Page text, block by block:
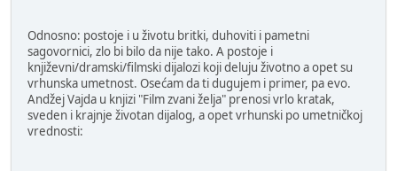
Odnosno: postoje i u životu britki, duhoviti i pametni
sagovornici, zlo bi bilo da nije tako. A postoje i
književni/dramski/filmski dijalozi koji deluju životno a opet su
vrhunska umetnost. Osećam da ti dugujem i primer, pa evo.
Andžej Vajda u knjizi "Film zvani želja" prenosi vrlo kratak,
sveden i krajnje životan dijalog, a opet vrhunski po umetničkoj
vrednosti: